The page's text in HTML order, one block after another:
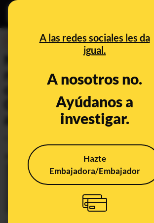
A las redes sociales les da
igual.
A nosotros no.
Ayúdanos a
investigar.
Hazte
Embajadora/Embajador
No, El País no ha
noticia en inglés
como "Married" a Pablo
Casado: es una
automática ajena a El